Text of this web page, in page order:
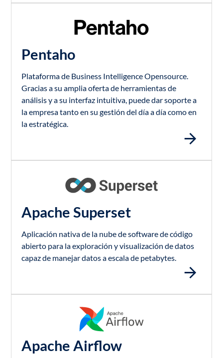
Pentaho
Plataforma de Business Intelligence Opensource.
Gracias a su amplia oferta de herramientas de
análisis y a su interfaz intuitiva, puede dar soporte a
la empresa tanto en su gestión del día a día como en
la estratégica.
Apache Superset
Aplicación nativa de la nube de software de código
abierto para la exploración y visualización de datos
capaz de manejar datos a escala de petabytes.
Apache Airflow